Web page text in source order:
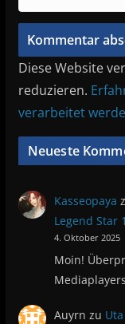
Diese Website
reduzieren.
verarbeitet
Neueste
Kasseopaya
Legend Star
4. Oktober 2025
Moin!
Auyrn zu